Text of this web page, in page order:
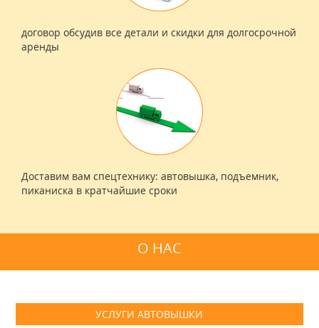
договор обсудив все детали и скидки для долгосрочной
аренды
Доставим вам спецтехнику: автовышка, подъемник,
пиканиска в кратчайшие сроки
О НАС
УСЛУГИ АВТОВЫШКИ